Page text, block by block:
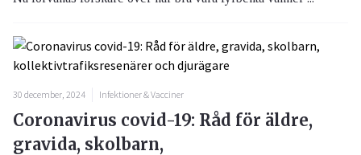
30 december, 2024 Infektioner & Vacciner
Coronavirus covid-19: Råd för äldre,
gravida, skolbarn,